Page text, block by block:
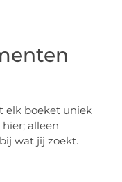
elk boeket uniek
alleen
wat jij zoekt.